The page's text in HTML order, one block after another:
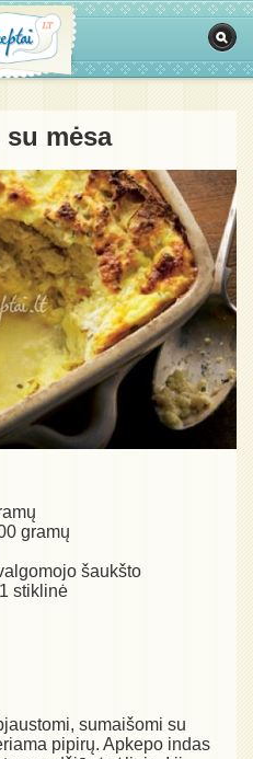
mėsa
gramų
šaukšto
stiklinė
sumaišomi su
pipirų. Apkepo indas